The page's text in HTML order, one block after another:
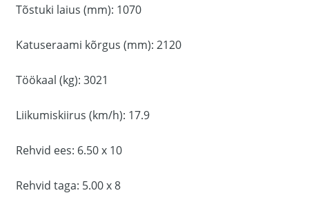
Tõstuki laius (mm): 1070
Katuseraami kõrgus (mm): 2120
Töökaal (kg): 3021
Liikumiskiirus (km/h): 17.9
Rehvid ees: 6.50 x 10
Rehvid taga: 5.00 x 8